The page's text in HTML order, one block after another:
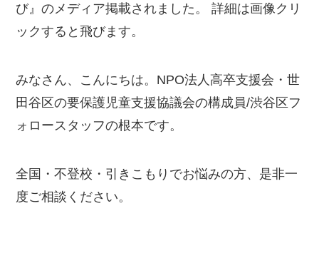
び』のメディア掲載されました。 詳細は画像クリ
ックすると飛びます。
みなさん、こんにちは。NPO法人高卒支援会・世
田谷区の要保護児童支援協議会の構成員/渋谷区フ
ォロースタッフの根本です。
全国・不登校・引きこもりでお悩みの方、是非一
度ご相談ください。